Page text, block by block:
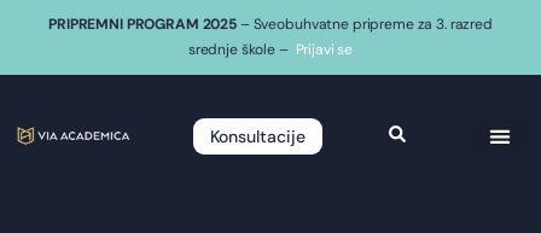
PRIPREMNI PROGRAM 2025 – Sveobuhvatne pripreme za 3. razred
srednje škole – Prijavi se
Konsultacije